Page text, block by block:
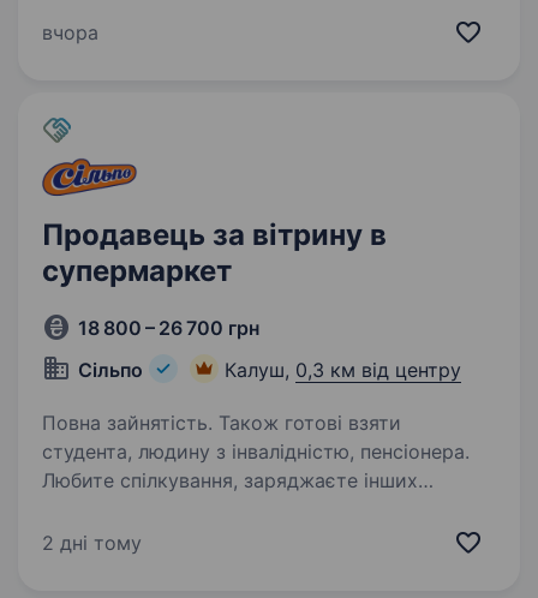
адаптуватись і впливати на свій дохід. Чому
вчора
Продавець за вітрину в
супермаркет
18 800 – 26 700 грн
Сільпо
Калуш, 0,3 км від центру
Повна зайнятість. Також готові взяти
студента, людину з інвалідністю, пенсіонера.
Любите спілкування, заряджаєте інших
настрій? «Сільпо» — це не просто робота, а
2 дні тому